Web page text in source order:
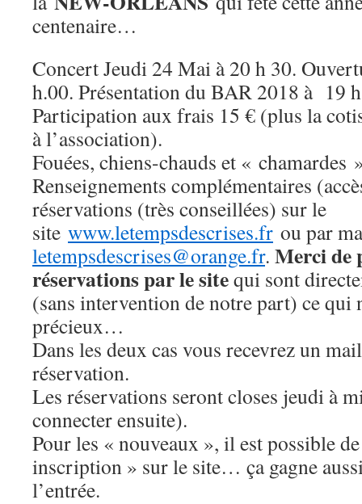
centenaire…
Concert Jeudi 24 Mai à 20 h 30.
h.00. Présentation du BAR 2018 à 19
Participation aux frais 15 € (plus la
à l’association).
Fouées, chiens-chauds et «
Renseignements complémentaires
réservations (très conseillées) sur le
site www.letempsdescrises.fr ou par
letempsdescrises@orange.fr. Merci de
réservations par le sitequi sont
(sans intervention de notre part) ce qui
précieux…
Dans les deux cas vous recevrez un
réservation.
Les réservations seront closes jeudi à
connecter ensuite).
Pour les « nouveaux », il est possible
inscription » sur le site… ça gagne
l’entrée.